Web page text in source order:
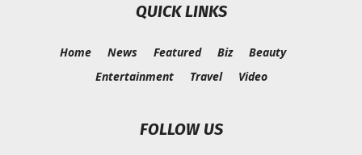
QUICK LINKS
Home News Featured Biz
Beauty
Entertainment
Travel Video
FOLLOW US